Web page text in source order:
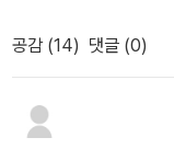
물어 눈에 밟히게 되
지 않은 모습들만 찾아
께 일해야할 사람이라
활하고 있는거라면 생
생각해 볼 수도 있지
관계가 있을까 의문이
겨울이 되었습니다. 먹
러 식량은 떨어졌고,
그때서야 프레드릭이
공감 (14) 댓글 (0)